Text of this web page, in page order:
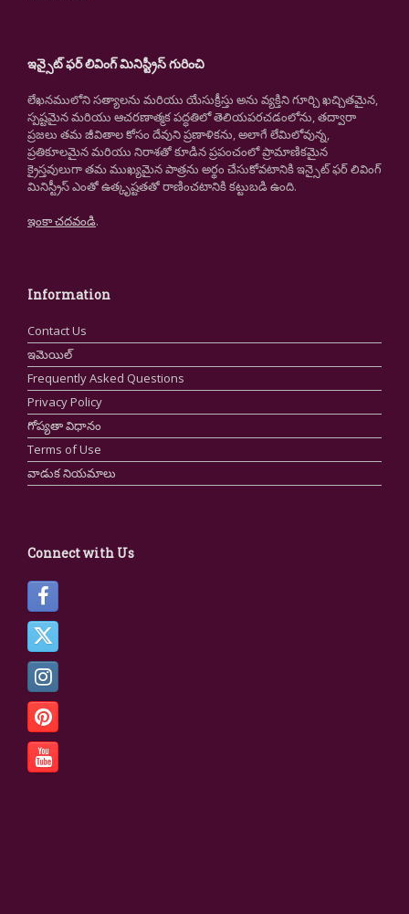
ఇన్సైట్ ఫర్ లివింగ్ మినిస్ట్రీస్ గురించి
లేఖనములోని సత్యాలను మరియు యేసుక్రీస్తు అను వ్యక్తిని గూర్చి ఖచ్చితమైన,
స్పష్టమైన మరియు ఆచరణాత్మక పద్ధతిలో తెలియపరచడంలోను, తద్వారా
ప్రజలు తమ జీవితాల కోసం దేవుని ప్రణాళికను, అలాగే లేమిలోవున్న,
ప్రతికూలమైన మరియు నిరాశతో కూడిన ప్రపంచంలో ప్రామాణికమైన
క్రైస్తవులుగా తమ ముఖ్యమైన పాత్రను అర్థం చేసుకోవటానికి ఇన్సైట్ ఫర్ లివింగ్
మినిస్ట్రీస్ ఎంతో ఉత్కృష్టతతో రాణించటానికి కట్టుబడి ఉంది.
ఇంకా చదవండి.
Information
Contact Us
ఇమెయిల్
Frequently Asked Questions
Privacy Policy
గోప్యతా విధానం
Terms of Use
వాడుక నియమాలు
Connect with Us